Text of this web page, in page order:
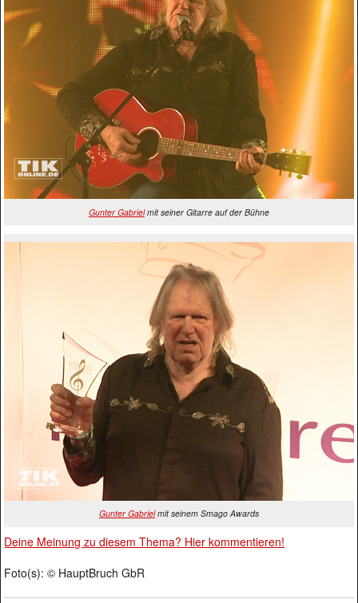
Gunter Gabrielmit seiner Gitarre auf der Bühne
Gunter Gabrielmit seinem Smago Awards
Deine Meinung zu diesem Thema? Hier kommentieren!
Foto(s): © HauptBruch GbR